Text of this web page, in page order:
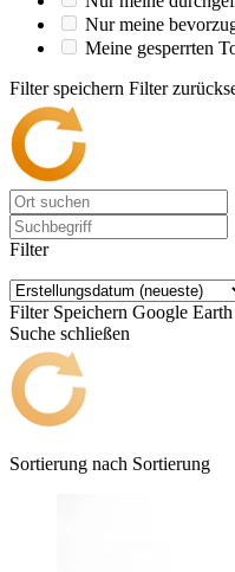
Nur meine
Meine gesperrten
Filter speichern Filter
Filter
Filter Speichern Google Earth
Suche schließen
Sortierung nach Sortierung